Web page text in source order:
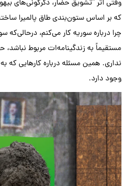
وقتی اثر “تشویق حضار، دگرگونی‌های
که بر اساس ستون‌بندی طاق پالمیرا
چرا درباره سوریه کار می‌کنم، درحالی‌که
مستقیماً به زندگینامه‌ات مربوط نباشد،
نداری. همین مسئله درباره کارهایی که
وجود دارد.